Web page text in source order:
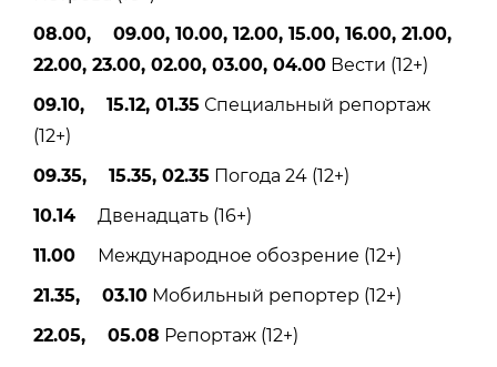
08.00, 09.00, 10.00, 12.00, 15.00, 16.00, 21.00,
22.00, 23.00, 02.00, 03.00, 04.00 Вести (12+)
09.10, 15.12, 01.35 Специальный репортаж
(12+)
09.35, 15.35, 02.35 Погода 24 (12+)
10.14 Двенадцать (16+)
11.00 Международное обозрение (12+)
21.35, 03.10 Мобильный репортер (12+)
22.05, 05.08 Репортаж (12+)